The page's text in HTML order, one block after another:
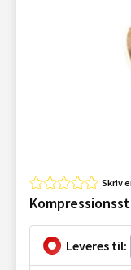
Skriv
Leveres til: